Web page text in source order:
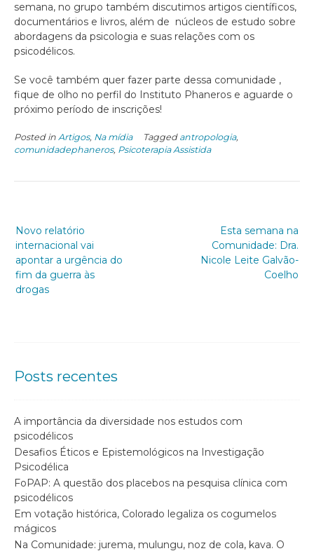
semana, no grupo também discutimos artigos científicos,
documentários e livros, além de núcleos de estudo sobre
abordagens da psicologia e suas relações com os
psicodélicos.
Se você também quer fazer parte dessa comunidade ,
fique de olho no perfil do Instituto Phaneros e aguarde o
próximo período de inscrições!
Posted in Artigos, Na mídia Tagged antropologia,
comunidadephaneros, Psicoterapia Assistida
Esta semana na
Comunidade: Dra.
Nicole Leite Galvão-
Coelho
Novo relatório
internacional vai
apontar a urgência do
fim da guerra às
drogas
Posts recentes
A importância da diversidade nos estudos com
psicodélicos
Desafios Éticos e Epistemológicos na Investigação
Psicodélica
FoPAP: A questão dos placebos na pesquisa clínica com
psicodélicos
Em votação histórica, Colorado legaliza os cogumelos
mágicos
Na Comunidade: jurema, mulungu, noz de cola, kava. O